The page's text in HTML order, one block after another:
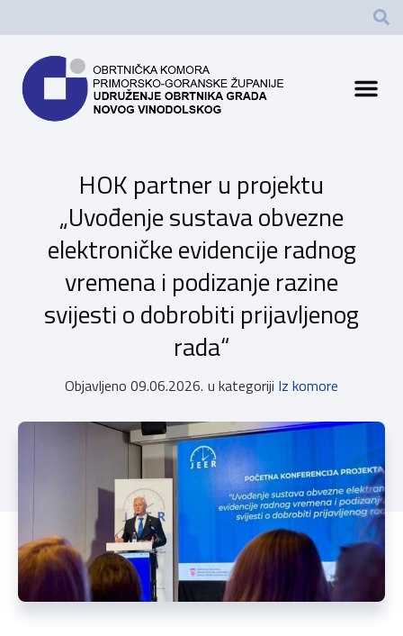
HOK partner u projektu
„Uvođenje sustava obvezne
elektroničke evidencije radnog
vremena i podizanje razine
svijesti o dobrobiti prijavljenog
rada“
Objavljeno 09.06.2026. u kategoriji Iz komore